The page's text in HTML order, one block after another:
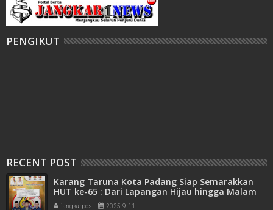
PENGIKUT
RECENT POST
Karang Taruna Kota Padang Siap Semarakkan
HUT ke-65 : Dari Lapangan Hijau hingga Malam
Kebersamaan
jangkarpost 2025-9-11